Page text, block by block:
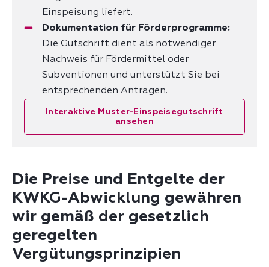
Einspeisung liefert.
Dokumentation für Förderprogramme:
Die Gutschrift dient als notwendiger
Nachweis für Fördermittel oder
Subventionen und unterstützt Sie bei
entsprechenden Anträgen.
Interaktive Muster-Einspeisegutschrift
ansehen
Die Preise und Entgelte der
KWKG-Abwicklung gewähren
wir gemäß der gesetzlich
geregelten
Vergütungsprinzipien